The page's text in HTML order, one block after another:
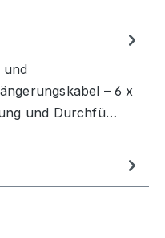
und
– 6 x
und Durchfü…